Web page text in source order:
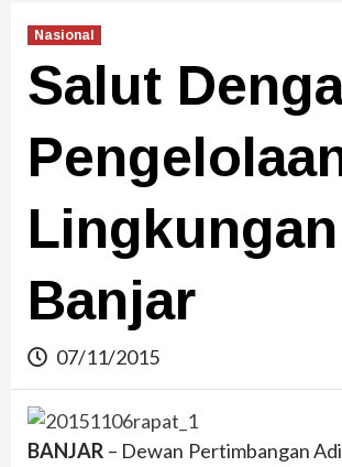
Nasional
Salut
Lingkungan
Banjar
07/11/2015
BANJAR – Dewan Pertimbangan